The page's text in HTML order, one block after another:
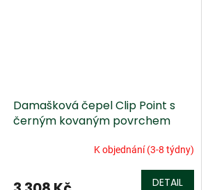
Damašková čepel Clip Point s
černým kovaným povrchem
K objednání (3-8 týdny)
DETAIL